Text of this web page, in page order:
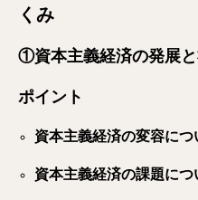
くみ
①資本主義経済の発展
ポイント
資本主義経済の変容につ
資本主義経済の課題につ